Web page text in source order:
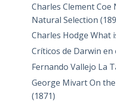
Charles Clement
Natural Selection
Charles Hodge What
Críticos de Darwin en
Fernando Vallejo La
George Mivart On
(1871)